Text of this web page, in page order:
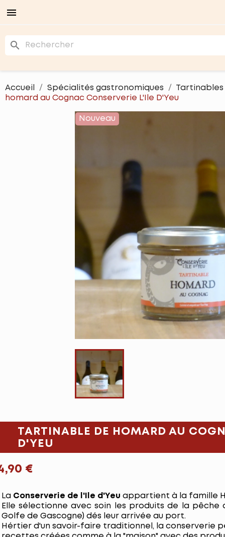

search
Accueil Spécialités gastronomiques
Tartinables
homard au Cognac Conserverie L'Ile D'Yeu
Nouveau
TARTINABLE DE HOMARD AU
D'YEU
€
La Conserverie de l'Ile d'Yeu appartient à la famille
Elle sélectionne avec soin les produits de la pêche
Golfe de Gascogne) dés leur arrivée au port.
Hértier d'un savoir-faire traditionnel, la conserverie